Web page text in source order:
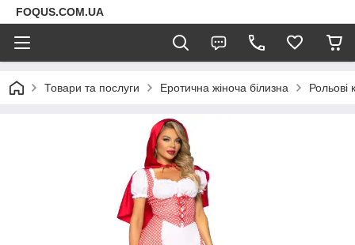
FOQUS.COM.UA
Товари та послуги Еротична жіноча білизна Рольові